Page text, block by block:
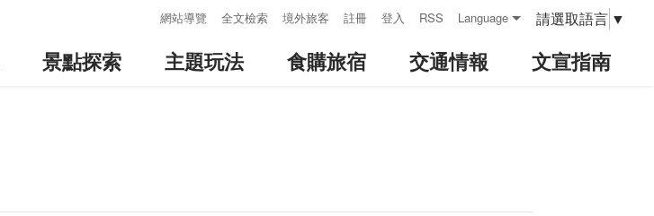
網站導覽 全文檢索 境外旅客 註冊 登入 RSS Language 請選取語言 ▼
景點探索 主題玩法 食購旅宿 交通情報 文宣指南